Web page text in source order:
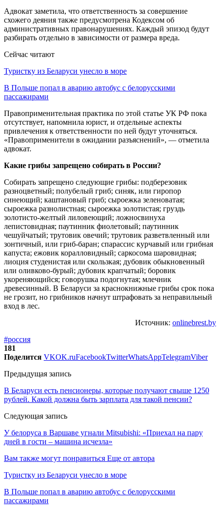
Адвокат заметила, что ответственность за совершение
схожего деяния также предусмотрена Кодексом об
административных правонарушениях. Каждый эпизод будут
разбирать отдельно в зависимости от размера вреда.
Сейчас читают
Туристку из Беларуси унесло в море
В Польше попал в аварию автобус с белорусскими
пассажирами
Правоприменительная практика по этой статье УК РФ пока
отсутствует, напомнила юрист, и отдельные аспекты
привлечения к ответственности по ней будут уточняться.
«Правоприменители в ожидании разъяснений», — отметила
адвокат.
Какие грибы запрещено собирать в России?
Собирать запрещено следующие грибы: подберезовик
разноцветный; полубелый гриб; синяк, или гиропор
синеющий; каштановый гриб; сыроежка зеленоватая;
сыроежка разнолистная; сыроежка золотистая; груздь
золотисто-желтый лиловеющий; ложносвинуха
лепистовидная; паутинник фиолетовый; паутинник
чешуйчатый; трутовик овечий; трутовик разветвленный или
зонтичный, или гриб-баран; спарассис курчавый или грибная
капуста; ежовик коралловидный; саркосома шаровидная;
лиоция студенистая или скользкая; дубовик обыкновенный
или оливково-бурый; дубовик крапчатый; боровик
укореняющийся; говорушка подогнутая; млечник
древесинный. В Беларуси за краснокнижные грибы срок пока
не грозит, но грибников начнут штрафовать за неправильный
вход в лес.
Источник: onlinebrest.by
#россия
181
Поделится VKOK.ruFacebookTwitterWhatsAppTelegramViber
Предыдущая запись
В Беларуси есть пенсионеры, которые получают свыше 1250
рублей. Какой должна быть зарплата для такой пенсии?
Следующая запись
У белоруса в Варшаве угнали Mitsubishi: «Приехал на пару
дней в гости – машина исчезла»
Вам также могут понравиться Еще от автора
Туристку из Беларуси унесло в море
В Польше попал в аварию автобус с белорусскими
пассажирами